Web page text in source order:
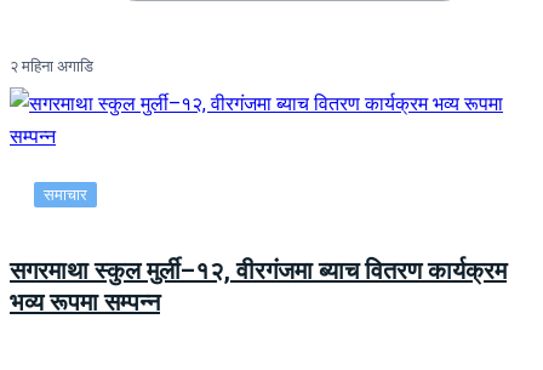
२ महिना अगाडि
समाचार
सगरमाथा स्कुल मुर्ली–१२, वीरगंजमा ब्याच वितरण कार्यक्रम
भव्य रूपमा सम्पन्न